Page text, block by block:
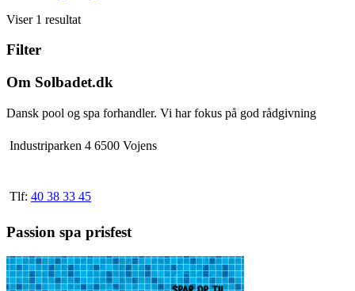
vare
flere
Mulighederne
kan
vælges
på
Viser 1 resultat
Filter
Om Solbadet.dk
Dansk pool og spa forhandler. Vi har fokus på god rådgivning
Industriparken 4 6500 Vojens
Tlf: 40 38 33 45
Passion spa prisfest